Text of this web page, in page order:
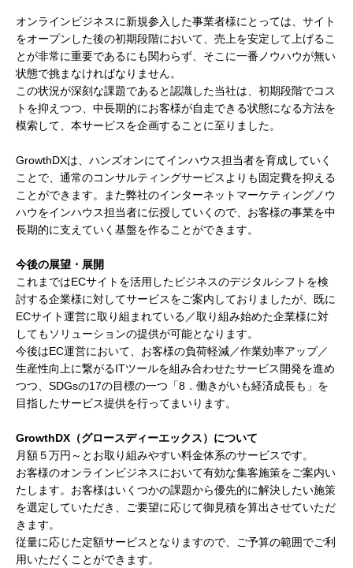
オンラインビジネスに新規参入した事業者様にとっては、サイト
をオープンした後の初期段階において、売上を安定して上げるこ
とが非常に重要であるにも関わらず、そこに一番ノウハウが無い
状態で挑まなければなりません。
この状況が深刻な課題であると認識した当社は、初期段階でコス
トを抑えつつ、中長期的にお客様が自走できる状態になる方法を
模索して、本サービスを企画することに至りました。
GrowthDXは、ハンズオンにてインハウス担当者を育成していく
ことで、通常のコンサルティングサービスよりも固定費を抑える
ことができます。また弊社のインターネットマーケティングノウ
ハウをインハウス担当者に伝授していくので、お客様の事業を中
長期的に支えていく基盤を作ることができます。
今後の展望・展開
これまではECサイトを活用したビジネスのデジタルシフトを検
討する企業様に対してサービスをご案内しておりましたが、既に
ECサイト運営に取り組まれている／取り組み始めた企業様に対
してもソリューションの提供が可能となります。
今後はEC運営において、お客様の負荷軽減／作業効率アップ／
生産性向上に繋がるITツールを組み合わせたサービス開発を進め
つつ、SDGsの17の目標の一つ「8．働きがいも経済成長も」を
目指したサービス提供を行ってまいります。
GrowthDX（グロースディーエックス）について
月額５万円～とお取り組みやすい料金体系のサービスです。
お客様のオンラインビジネスにおいて有効な集客施策をご案内い
たします。お客様はいくつかの課題から優先的に解決したい施策
を選定していただき、ご要望に応じて御見積を算出させていただ
きます。
従量に応じた定額サービスとなりますので、ご予算の範囲でご利
用いただくことができます。